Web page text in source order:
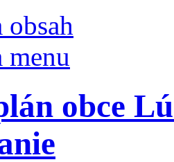
menu
obce